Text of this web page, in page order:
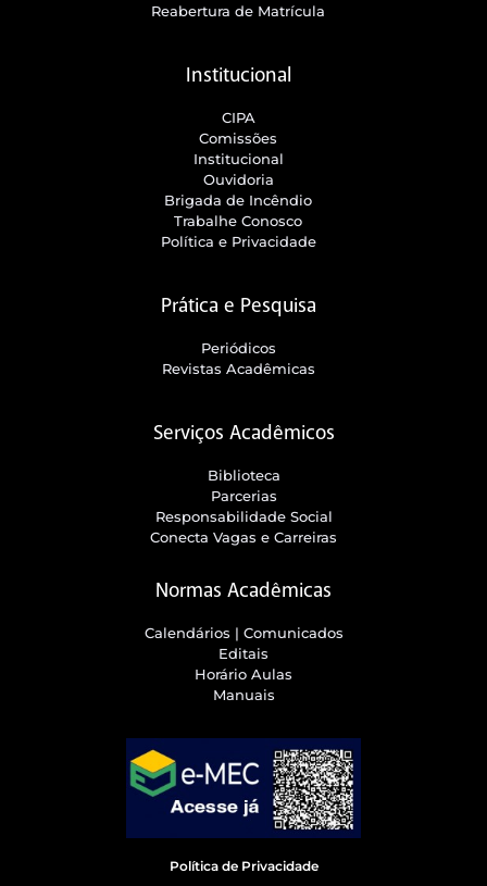
Reabertura de Matrícula
Institucional
CIPA
Comissões
Institucional
Ouvidoria
Brigada de Incêndio
Trabalhe Conosco
Política e Privacidade
Prática e Pesquisa
Periódicos
Revistas Acadêmicas
Serviços Acadêmicos
Biblioteca
Parcerias
Responsabilidade Social
Conecta Vagas e Carreiras
Normas Acadêmicas
Calendários | Comunicados
Editais
Horário Aulas
Manuais
Política de Privacidade